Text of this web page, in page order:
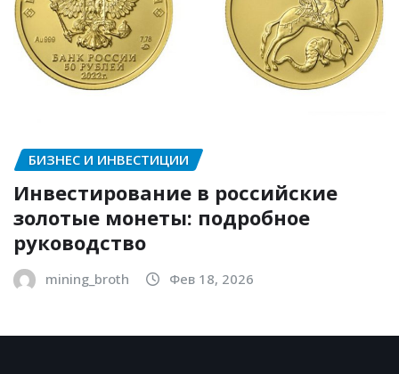
БИЗНЕС И ИНВЕСТИЦИИ
Инвестирование в российские
золотые монеты: подробное
руководство
mining_broth Фев 18, 2026